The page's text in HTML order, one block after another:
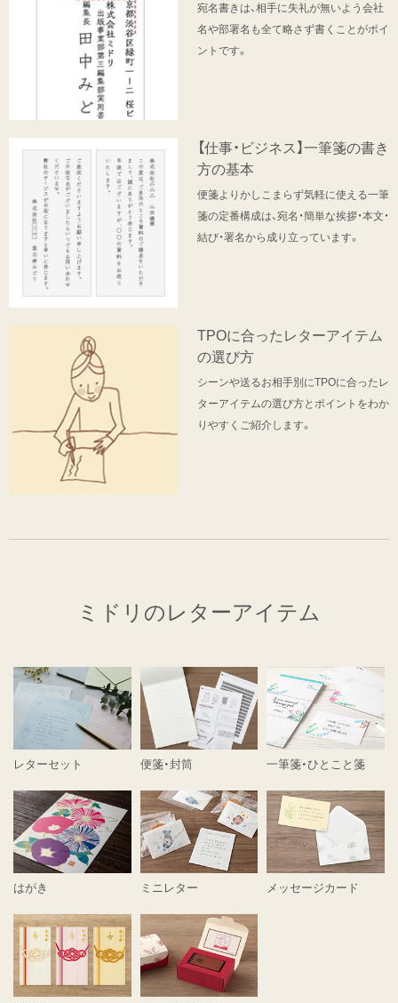
宛名書きは、相手に失礼が無いよう会社
名や部署名も全て略さず書くことがポイ
ントです。
【仕事・ビジネス】一筆箋の書き
方の基本
便箋よりかしこまらず気軽に使える一筆
箋の定番構成は、宛名・簡単な挨拶・本文・
結び・署名から成り立っています。
TPOに合ったレターアイテム
の選び方
シーンや送るお相手別にTPOに合ったレ
ターアイテムの選び方とポイントをわか
りやすくご紹介します。
ミドリのレターアイテム
レターセット 便箋・封筒 一筆箋・ひとこと箋
はがき ミニレター メッセージカード